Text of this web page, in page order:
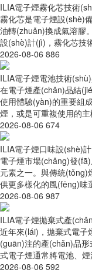
ILIA電子煙霧化芯技術
霧化芯是電子煙設(shè)
油轉(zhuǎn)換成氣溶膠
設(shè)計(jì)，霧化芯技
2026-08-06 886
ILIA電子煙電池技術
在電子煙產(chǎn)品結
使用體驗(yàn)的重要組
煙，或是可重複使用的
2026-08-06 674
ILIA電子煙口味設(shè)
電子煙市場(chǎng)發
元素之一。與傳統
供更多樣化的風(fēng)味
2026-08-06 987
ILIA電子煙拋棄式產
近年來(lái)，拋棄式電子
(guān)注的產(chǎn)品
式電子煙通常將電池、
2026-08-06 592